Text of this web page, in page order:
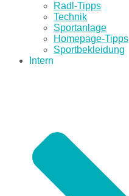
Radl-Tipps
Technik
Sportanlage
Homepage-Tipps
Sportbekleidung
Intern